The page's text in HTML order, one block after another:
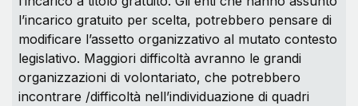
l’incarico gratuito per scelta, potrebbero pensare di
modificare l’assetto organizzativo al mutato contesto
legislativo. Maggiori difficoltà avranno le grandi
organizzazioni di volontariato, che potrebbero
incontrare /difficoltà nell’individuazione di quadri